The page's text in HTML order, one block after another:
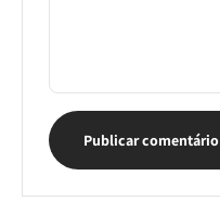
Publicar comentário